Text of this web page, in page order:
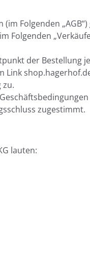
Folgenden
Folgenden
der Bestellung
zu.
zugestimmt.
lauten: